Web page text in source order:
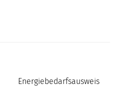
Energiebedarfsausweis